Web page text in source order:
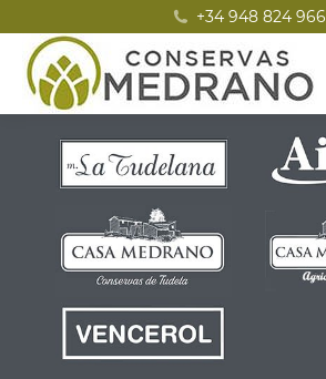
+34 948 824 966